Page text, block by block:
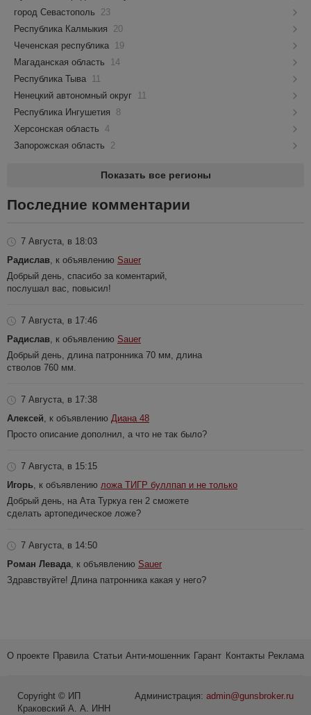
город Севастополь
23
Республика Калмыкия
20
Чеченская республика
19
Магаданская область
14
Республика Тыва
11
Ненецкий автономный округ
11
Республика Ингушетия
8
Херсонская область 4
Запорожская область
2
Показать все регионы
Последние комментарии
7 Августа, в 18:03
Радислав, к объявлению Sauer
Добрый день, спасибо за коментарий,
послушал вас, повысил!
7 Августа, в 17:46
Радислав, к объявлению Sauer
Добрый день, длина патронника 70 мм, длина
стволов 760 мм.
7 Августа, в 17:38
Алексей, к объявлению Диана 48
Просто описание дополнил, а что не так было?
7 Августа, в 15:15
Игорь, к объявлению ложа ТИГР буллпап и не только
Добрый день, на Ата Туркуа ген 2 сможете
сделать артопедическое ложе?
7 Августа, в 14:50
Роман Левада, к объявлению Sauer
Здравствуйте! Длина патронника какая у него?
О проекте Правила Статьи Анти-мошенник Гарант Контакты Реклама
Администрация: admin@gunsbroker.ru
Copyright © ИП
Краковский А. А. ИНН